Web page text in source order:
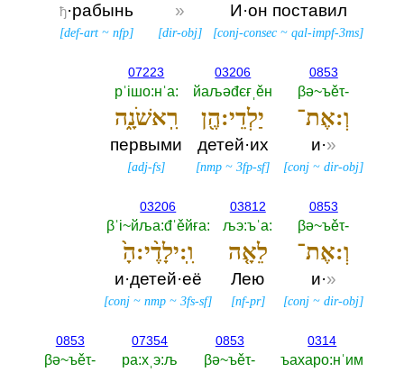
И·он поставил
[conj-consec ~qal-impf-3ms]
»
[dir-obj]
ђ·рабынь
[def-art~ nfp]
0853
βә~ъěτ-‎
וְ:אֶת־
и·»
[conj ~dir-obj]
03206
йаљәđєғˌěн
יַלְדֵי:הֶ֖ן
детей·их
[nmp ~3fp-sf]
07223
рˈiшо:нˈа:‎
רִֽאשֹׁנָ֑ה
первыми
[adj-fs]
0853
βә~ъěτ-‎
וְ:אֶת־
и·»
[conj ~dir-obj]
03812
љэ:ъˈа:‎
לֵאָ֤ה
Лею
[nf-pr]
03206
βˈi~йља:đˈěйға:‎
וִֽ:ילָדֶ֨י:הָ֙
и·детей·её
[conj ~nmp ~3fs-sf]
0314
ъахаро:нˈим
0853
βә~ъěτ-‎
07354
ра:хˌэ:љ
0853
βә~ъěτ-‎